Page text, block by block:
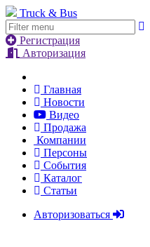
Truck & Bus
Регистрация
Авторизация
Главная
Новости
Видео
Продажа
Компании
Персоны
События
Каталог
Статьи
Авторизоваться